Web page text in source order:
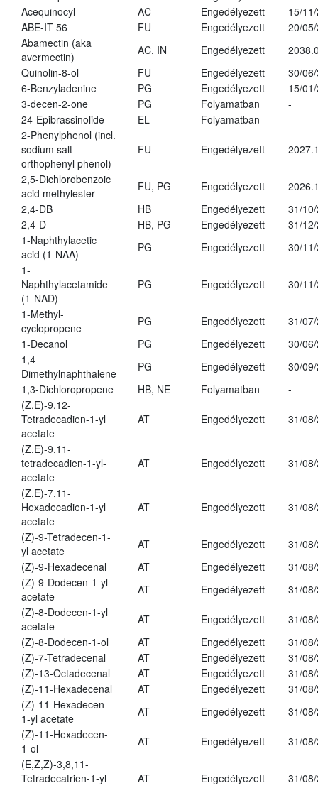
Acequinocyl
AC Engedélyezett
15/
ABE-IT 56
FU Engedélyezett
20/
Abamectin (aka
avermectin)
AC, IN Engedélyezett
Quinolin-8-ol
FU Engedélyezett
30/
6-Benzyladenine
PG Engedélyezett
15/
3-decen-2-one
PG Folyamatban
-
24-Epibrassinolide
EL Folyamatban
-
2-Phenylphenol (incl.
sodium salt
orthophenyl phenol)
FU Engedélyezett
2,5-Dichlorobenzoic
acid methylester
FU, PG Engedélyezett
2,4-DB
HB Engedélyezett
31/
2,4-D
HB, PG Engedélyezett
31/
1-Naphthylacetic
acid (1-NAA)
PG Engedélyezett
30/
1-
Naphthylacetamide
(1-NAD)
PG Engedélyezett 30/
1-Methyl-
cyclopropene
PG Engedélyezett
31/
1-Decanol
PG Engedélyezett
30/
1,4-
Dimethylnaphthalene
PG Engedélyezett
30/
1,3-Dichloropropene
HB, NE Folyamatban
-
(Z,E)-9,12-
Tetradecadien-1-yl
acetate
AT Engedélyezett 31/
(Z,E)-9,11-
tetradecadien-1-yl-
acetate
AT Engedélyezett 31/
(Z,E)-7,11-
Hexadecadien-1-yl
acetate
AT Engedélyezett 31/
(Z)-9-Tetradecen-1-
yl acetate
AT Engedélyezett
31/
(Z)-9-Hexadecenal
AT Engedélyezett
31/
(Z)-9-Dodecen-1-yl
acetate
AT Engedélyezett
31/
(Z)-8-Dodecen-1-yl
acetate
AT Engedélyezett
31/
(Z)-8-Dodecen-1-ol
AT Engedélyezett
31/
(Z)-7-Tetradecenal
AT Engedélyezett
31/
(Z)-13-Octadecenal
AT Engedélyezett
31/
(Z)-11-Hexadecenal
AT Engedélyezett
31/
(Z)-11-Hexadecen-
1-yl acetate
AT Engedélyezett
31/
(Z)-11-Hexadecen-
1-ol
AT Engedélyezett
31/
(E,Z,Z)-3,8,11-
Tetradecatrien-1-yl
AT Engedélyezett 31/